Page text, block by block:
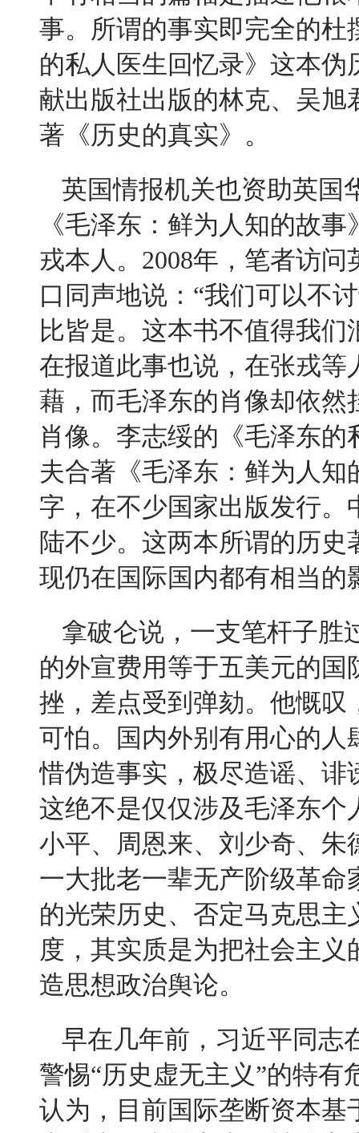
事。所谓的事实即完全的
的私人医生回忆录》这本伪
献出版社出版的林克、吴
著《历史的真实》。
英国情报机关也资助英国
《毛泽东：鲜为人知的故事
戎本人。 2008年，笔者访问
口同声地说： “我们可以不
比皆是。这本书不值得我们
在报道此事也说，在张戎
藉，而毛泽东的肖像却依
肖像。李志绥的《毛泽东
夫合著《毛泽东：鲜为人
字，在不少国家出版发行
陆不少。这两本所谓的历
现仍在国际国内都有相当的
拿破仑说，一支笔杆子胜
的外宣费用等于五美元的国
挫，差点受到弹劾。他慨
可怕。国内外别有用心的
惜伪造事实，极尽造谣、
这绝不是仅仅涉及毛泽东
小平、周恩来、刘少奇、
一大批老一辈无产阶级革
的光荣历史、否定马克思
度，其实质是为把社会主
造思想政治舆论。
早在几年前，习近平同志
警惕“历史虚无主义 ”的特有
认为，目前国际垄断资本基